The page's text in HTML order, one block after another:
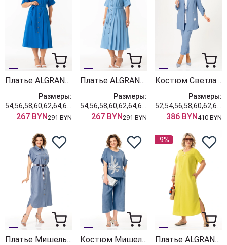
Платье ALGRANDA (Новелла Шарм) 4162-с
Размеры:
267 BYN291 BYN
Платье ALGRANDA (Новелла Шарм) 4162
Размеры:
267 BYN291 BYN
Костюм Светлана-Стиль 1527 индиго
Размеры:
386 BYN410 BYN
Платье Мишель Шик 993-3 летнее небо Костюм Мишель Шик 1451 грозовое небо
9%
Платье ALGRANDA (Новелла Шарм) 4160-2